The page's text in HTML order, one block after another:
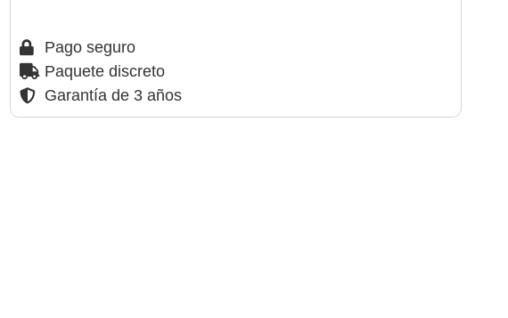
Pago seguro
Paquete discreto
Garantía de 3 años